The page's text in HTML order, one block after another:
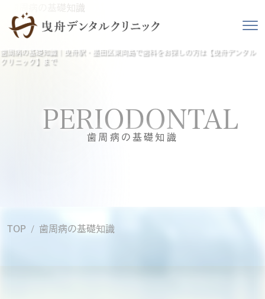
歯周病の基礎知識｜曳舟駅・墨田区東向島で歯科をお探しの方は【曳舟デンタル
クリニック】まで
PERIODONTAL
歯周病の基礎知識
TOP 歯周病の基礎知識